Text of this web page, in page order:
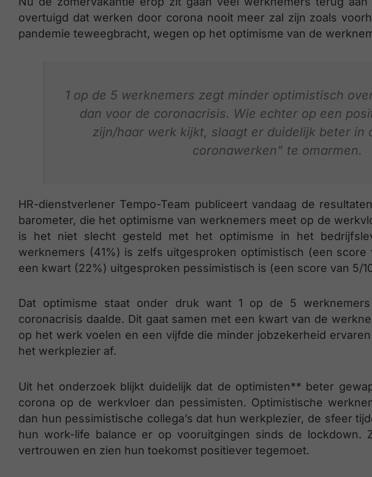
overtuigd dat werken door corona nooit meer zal zijn zoals
pandemie teweegbracht, wegen op het optimisme van de
1 op de 5 werknemers zegt minder optimistisch
dan voor de coronacrisis. Wie echter op een
zijn/haar werk kijkt, slaagt er duidelijk beter in
coronawerken” te omarmen.
HR-dienstverlener Tempo-Team publiceert vandaag de
barometer, die het optimisme van werknemers meet op de
is het niet slecht gesteld met het optimisme in het
werknemers (41%) is zelfs uitgesproken optimistisch (een score
een kwart (22%) uitgesproken pessimistisch is (een score van 5/
Dat optimisme staat onder druk want 1 op de 5
coronacrisis daalde. Dit gaat samen met een kwart van de
op het werk voelen en een vijfde die minder jobzekerheid
het werkplezier af.
Uit het onderzoek blijkt duidelijk dat de optimisten** beter
corona op de werkvloer dan pessimisten. Optimistische
dan hun pessimistische collega’s dat hun werkplezier, de sfeer
hun work-life balance er op vooruitgingen sinds de lockdown.
vertrouwen en zien hun toekomst positiever tegemoet.